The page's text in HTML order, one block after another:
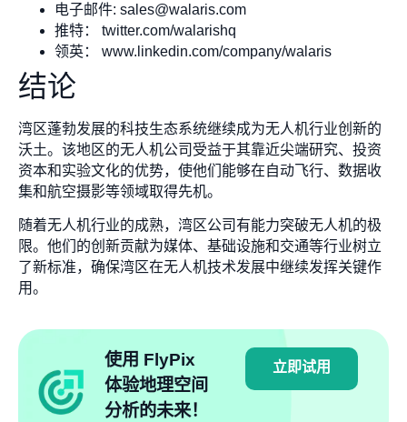
电子邮件: sales@walaris.com
推特： twitter.com/walarishq
领英： www.linkedin.com/company/walaris
结论
湾区蓬勃发展的科技生态系统继续成为无人机行业创新的
沃土。该地区的无人机公司受益于其靠近尖端研究、投资
资本和实验文化的优势，使他们能够在自动飞行、数据收
集和航空摄影等领域取得先机。
随着无人机行业的成熟，湾区公司有能力突破无人机的极
限。他们的创新贡献为媒体、基础设施和交通等行业树立
了新标准，确保湾区在无人机技术发展中继续发挥关键作
用。
使用 FlyPix
体验地理空间
分析的未来！
立即试用